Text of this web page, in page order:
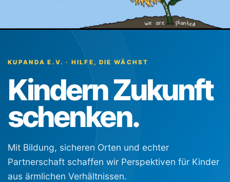
KUPANDA E.V. · HILFE, DIE WÄCHST
Kindern Zukunft
schenken.
Mit Bildung, sicheren Orten und echter
Partnerschaft schaffen wir Perspektiven für Kinder
aus ärmlichen Verhältnissen.